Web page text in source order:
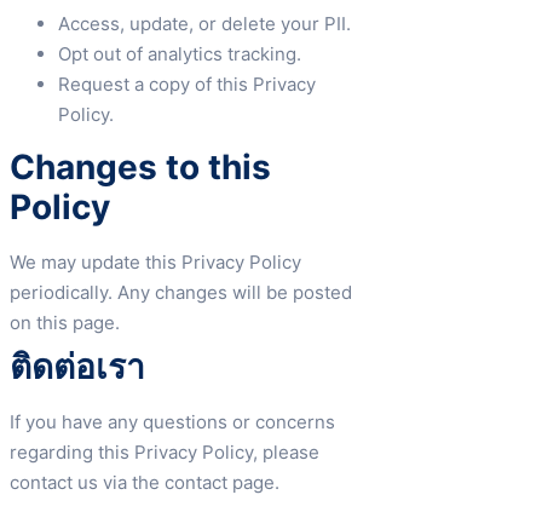
Access, update, or delete your PII.
Opt out of analytics tracking.
Request a copy of this Privacy
Policy.
Changes to this
Policy
We may update this Privacy Policy
periodically. Any changes will be posted
on this page.
ติดต่อเรา
If you have any questions or concerns
regarding this Privacy Policy, please
contact us via the contact page.